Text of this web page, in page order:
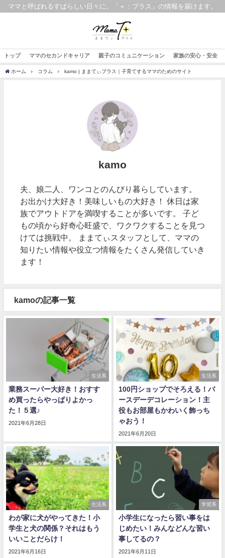
ママと呼ばれるすばらしい日々に。「＋：プラス」の情報を届けます。
トップ ママのセカンドキャリア 親子のコミュニケーション 家族の安心・安全
ホーム コラム kamo | ままてぃプラス｜子育てするママのためのサイト
kamo
夫、娘二人、ワンコとのんびり暮らしています。
お出かけ大好き！美味しいもの大好き！ 休日は家
族でアウトドアを満喫することが多いです。 子ど
もの頃から好奇心旺盛で、ワクワクすることを見つ
けては挑戦中。 ままてぃスタッフとして、ママの
知りたい情報や役立つ情報をたくさん発信していき
ます！
kamoの記事一覧
生活系
業務スーパー大好き！おすす
め買ったらやっぱりよかっ
た！５選♪
2021年6月28日
生活系
100円ショップでそろえる！バ
ースデーデコレーション！主
役もお部屋もかわいく飾っち
ゃおう！
2021年6月20日
生活系
わが家に犬がやってきた！小
学生と犬の関係？それはもう
いいことだらけ！
2021年6月16日
学習系
小学生になったら習い事をは
じめたい！みんなどんな習い
事してるの？
2021年6月11日